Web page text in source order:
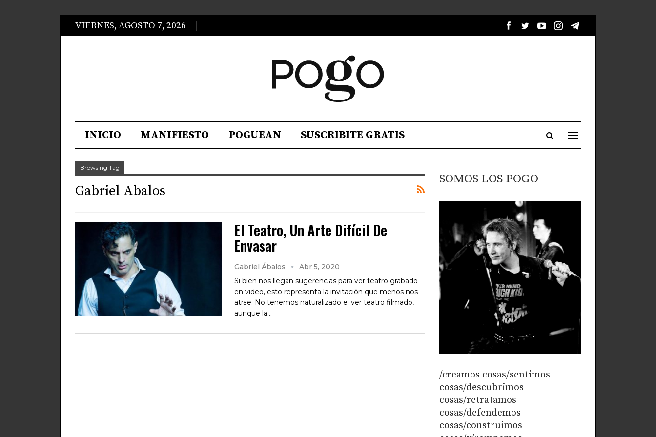
VIERNES, AGOSTO 7, 2026
INICIO MANIFIESTO POGUEAN SUSCRIBITE GRATIS
Browsing Tag
Gabriel Abalos
El Teatro, Un Arte Difícil De
Envasar
Gabriel Ábalos
Abr 5, 2020
Si bien nos llegan sugerencias para ver teatro grabado
en video, esto representa la invitación que menos nos
atrae. No tenemos naturalizado el ver teatro filmado,
aunque la…
SOMOS LOS POGO
/creamos cosas/sentimos
cosas/descubrimos
cosas/retratamos
cosas/defendemos
cosas/construimos